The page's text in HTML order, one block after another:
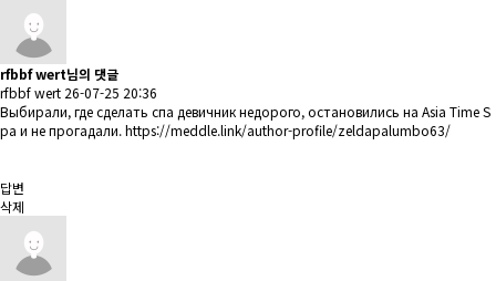
rfbbf wert님의 댓글
rfbbf wert 26-07-25 20:36
Выбирали, где сделать спа девичник недорого, остановились на Asia Time S
pa и не прогадали.https://meddle.link/author-profile/zeldapalumbo63/
답변
삭제